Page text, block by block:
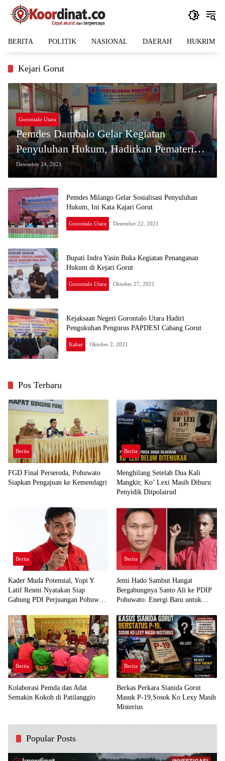
Langsung
BERITA POLITIK NASIONAL DAERAH HUKRIM
Kejari Gorut
Gorontalo Utara
Pemdes Dambalo Gelar Kegiatan
Penyuluhan Hukum, Hadirkan Pemateri
dari Kejaksaan dan Inspektorat
Desember 24, 2021
Pemdes Milango Gelar Sosialisasi Penyuluhan
Hukum, Ini Kata Kajari Gorut
Gorontalo Utara Desember 22, 2021
Bupati Indra Yasin Buka Kegiatan Penanganan
Hukum di Kejari Gorut
Gorontalo Utara Oktober 27, 2021
Kejaksaan Negeri Gorontalo Utara Hadiri
Pengukuhan Pengurus PAPDESI Cabang Gorut
Kabar Oktober 2, 2021
Pos Terbaru
Berita
FGD Final Perseroda, Pohuwato
Siapkan Pengajuan ke Kemendagri
Berita
Menghilang Setelah Dua Kali
Mangkir, Ko’ Lexi Masih Diburu
Penyidik Ditpolairud
Berita
Kader Muda Potensial, Yopi Y.
Latif Resmi Nyatakan Siap
Gabung PDI Perjuangan Pohuwato
Berita
Jemi Hado Sambut Hangat
Bergabungnya Santo Ali ke PDIP
Pohuwato: Energi Baru untuk
Berita
Kolaborasi Pemda dan Adat
Semakin Kokoh di Patilanggio
Berita
Berkas Perkara Sianida Gorut
Masuk P-19,Sosok Ko Lexy Masih
Misterius
Popular Posts